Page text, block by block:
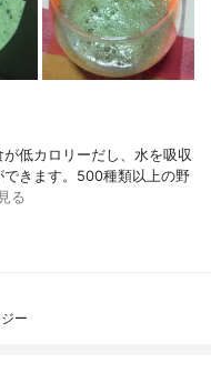
低カロリーだし、水を吸収
できます。500種類以上の野
る
ー